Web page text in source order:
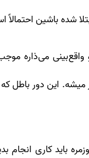
شده باشین
می‌ذاره
این دور باطل که
باید کاری